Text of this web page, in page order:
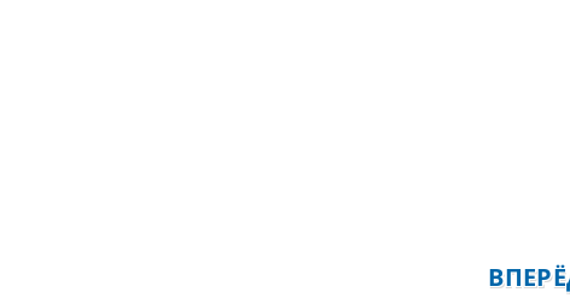
МУЖЧИНЫ И ГЛУПОЙ ЖЕНЩИНЫ